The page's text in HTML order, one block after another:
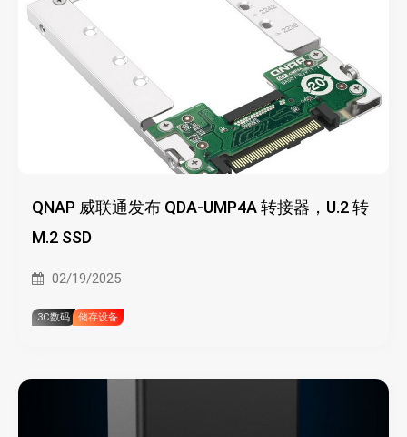
QNAP 威联通发布 QDA-UMP4A 转接器，U.2 转
M.2 SSD
02/19/2025
3C数码 储存设备